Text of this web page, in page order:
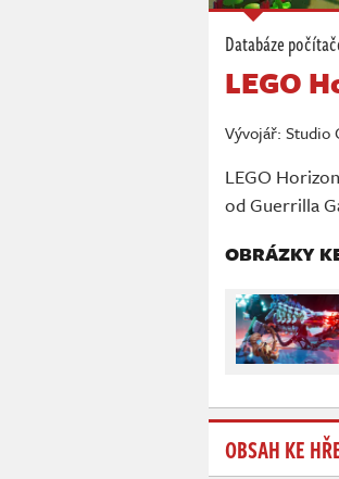
Databáze
LEGO
Vývojář: Studio
LEGO
od Guerrilla
OBRÁZKY
OBSAH KE